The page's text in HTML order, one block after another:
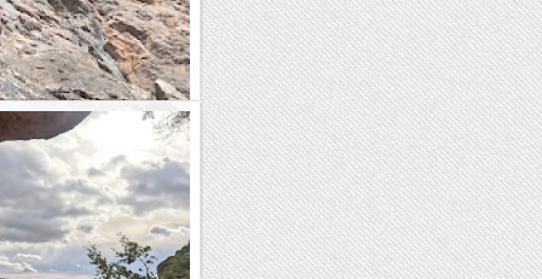
Freda.
fàcil de la paret mentre
difícil. Sempre he tingut